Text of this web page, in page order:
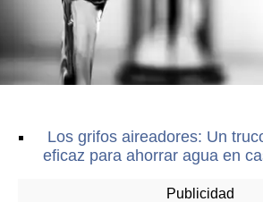
Los grifos aireadores: Un
eficaz para ahorrar agua en